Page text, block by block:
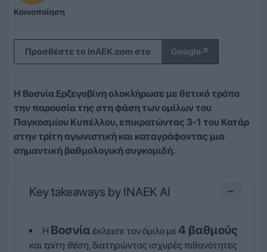
Κοινοποίηση
Προσθέστε το inAEK.com στο Google↗
Η Βοσνία Ερζεγοβίνη ολοκλήρωσε με θετικό τρόπο
την παρουσία της στη φάση των ομίλων του
Παγκοσμίου Κυπέλλου, επικρατώντας 3-1 του Κατάρ
στην τρίτη αγωνιστική και καταγράφοντας μια
σημαντική βαθμολογική συγκομιδή.
Key takeaways by INAEK AI −
Η Βοσνία έκλεισε τον όμιλο με 4 βαθμούς
και τρίτη θέση, διατηρώντας ισχυρές πιθανότητες